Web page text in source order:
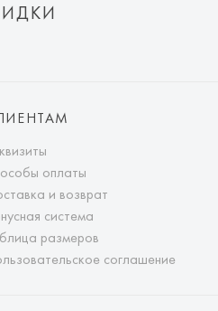
оплаты
и возврат
система
размеров
соглашение